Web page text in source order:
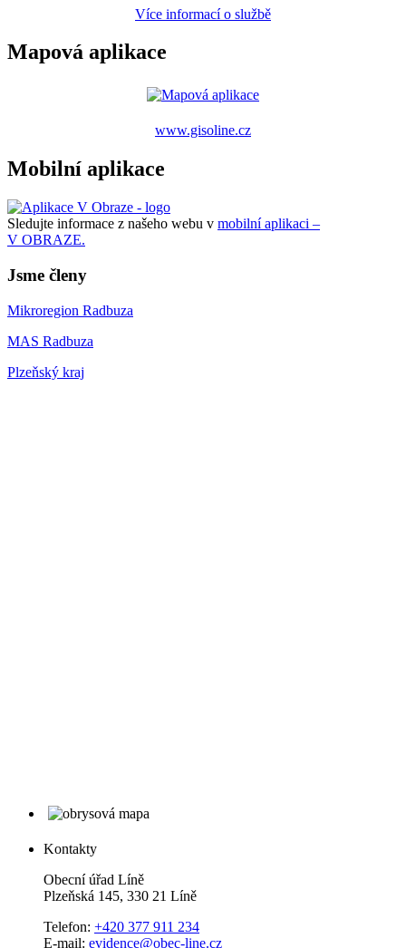
Více informací o službě
Mapová aplikace
www.gisoline.cz
Mobilní aplikace
Sledujte informace z našeho webu v mobilní aplikaci –
V OBRAZE.
Jsme členy
Mikroregion Radbuza
MAS Radbuza
Plzeňský kraj
Kontakty
Obecní úřad Líně
Plzeňská 145, 330 21 Líně
Telefon: +420 377 911 234
E-mail: evidence@obec-line.cz